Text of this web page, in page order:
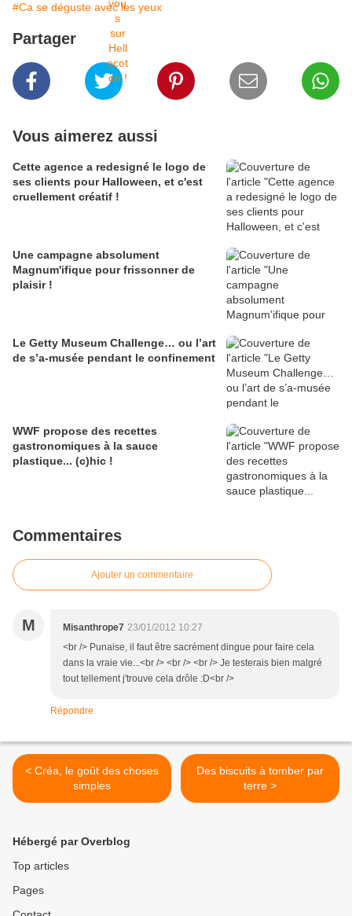
#Ca se déguste avec les yeux
Partager
Vous aimerez aussi
Cette agence a redesigné le logo de
ses clients pour Halloween, et c'est
cruellement créatif !
Une campagne absolument
Magnum'ifique pour frissonner de
plaisir !
Le Getty Museum Challenge… ou l’art
de s’a-musée pendant le confinement
WWF propose des recettes
gastronomiques à la sauce
plastique... (c)hic !
Commentaires
Ajouter un commentaire
M Misanthrope7 23/01/2012 10:27
<br /> Punaise, il faut être sacrément dingue pour faire cela
dans la vraie vie...<br /> <br /> <br /> Je testerais bien malgré
tout tellement j'trouve cela drôle :D<br />
Répondre
< Créa, le goût des choses
simples
Des biscuits à tomber par
terre >
Hébergé par Overblog
Top articles
Pages